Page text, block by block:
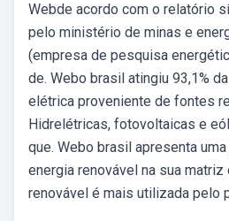
Webde acordo com o relatório
pelo ministério de minas e
(empresa de pesquisa
de. Webo brasil atingiu 93,1%
elétrica proveniente de fontes
Hidrelétricas, fotovoltaicas e
que. Webo brasil apresenta
energia renovável na sua matriz
renovável é mais utilizada pelo